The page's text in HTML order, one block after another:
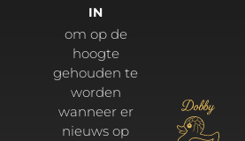
IN
om op de
hoogte
gehouden te
worden
wanneer er
nieuws op